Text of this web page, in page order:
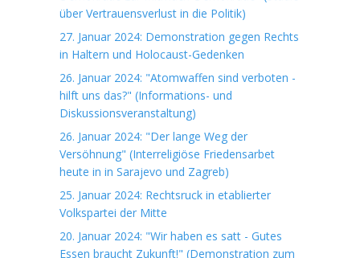
über Vertrauensverlust in die Politik)
27. Januar 2024: Demonstration gegen Rechts
in Haltern und Holocaust-Gedenken
26. Januar 2024: "Atomwaffen sind verboten -
hilft uns das?" (Informations- und
Diskussionsveranstaltung)
26. Januar 2024: "Der lange Weg der
Versöhnung" (Interreligiöse Friedensarbet
heute in in Sarajevo und Zagreb)
25. Januar 2024: Rechtsruck in etablierter
Volkspartei der Mitte
20. Januar 2024: "Wir haben es satt - Gutes
Essen braucht Zukunft!" (Demonstration zum